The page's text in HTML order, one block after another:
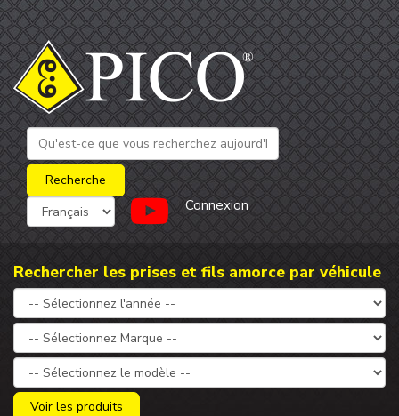
Connexion
Rechercher les prises et fils amorce par véhicule
Voir les produits